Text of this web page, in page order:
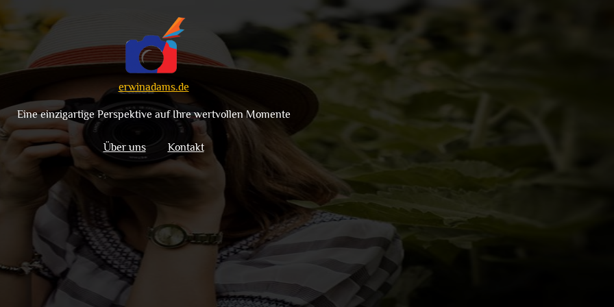
erwinadams.de
Eine einzigartige Perspektive auf Ihre wertvollen Momente
Über uns Kontakt